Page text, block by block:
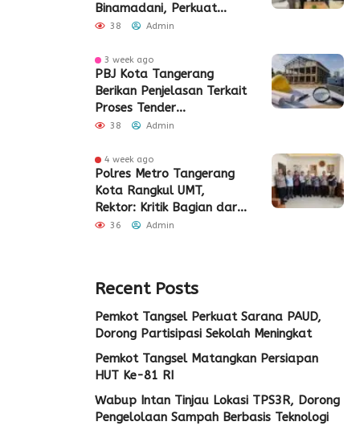
Binamadani, Perkuat
Sinergi Bangun SDM Kota
38 Admin
3 week ago
PBJ Kota Tangerang
Berikan Penjelasan Terkait
Proses Tender
Pembangunan Eks Pabrik
38 Admin
4 week ago
Polres Metro Tangerang
Kota Rangkul UMT,
Rektor: Kritik Bagian dari
Demokrasi
36 Admin
Recent Posts
Pemkot Tangsel Perkuat Sarana PAUD,
Dorong Partisipasi Sekolah Meningkat
Pemkot Tangsel Matangkan Persiapan
HUT Ke-81 RI
Wabup Intan Tinjau Lokasi TPS3R, Dorong
Pengelolaan Sampah Berbasis Teknologi